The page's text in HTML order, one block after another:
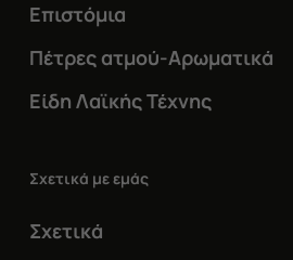
Επιστόμια
Πέτρες ατμού-Αρωματικά
Είδη Λαϊκής Τέχνης
Σχετικά με εμάς
Σχετικά